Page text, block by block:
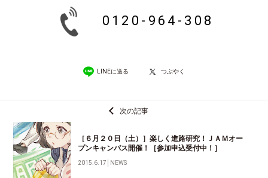
0120-964-308
LINEに送る つぶやく
次の記事
［６月２０日（土）］楽しく進路研究！ＪＡＭオー
プンキャンパス開催！［参加申込受付中！］
2015.6.17 NEWS